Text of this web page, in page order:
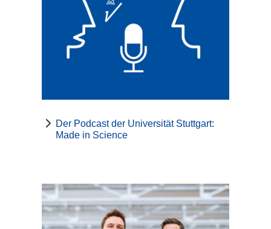
Der Podcast der Universität Stuttgart:
Made in Science